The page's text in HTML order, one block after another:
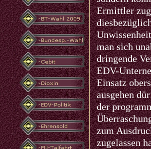
Ermittler
man sich
dringende
EDV-
Einsatz
ausgehen
der
zum
zugelassen